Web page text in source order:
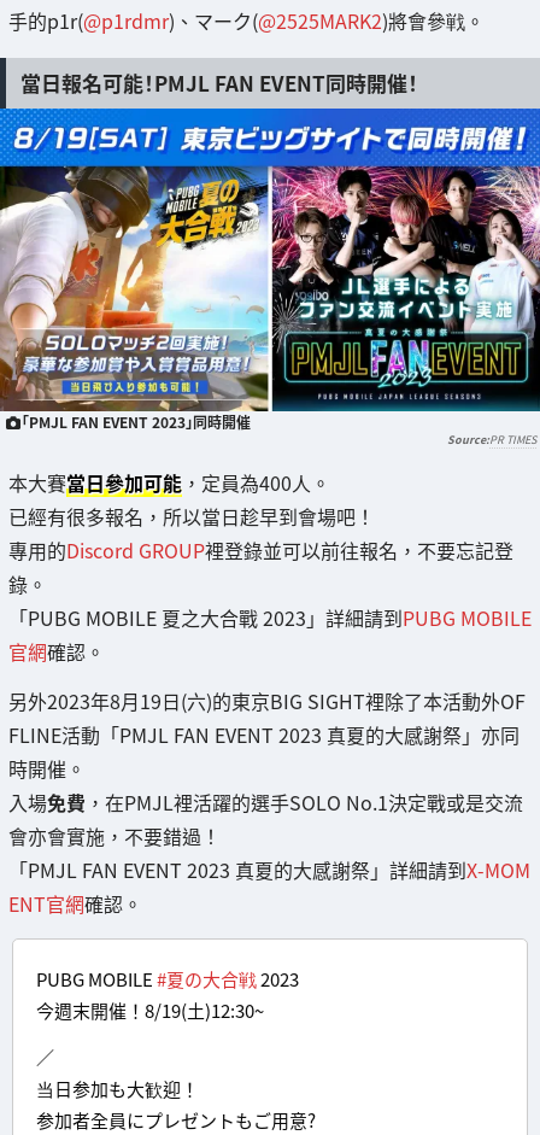
手的p1r(@p1rdmr)、マーク(@2525MARK2)將會參戦。
當日報名可能！PMJL FAN EVENT同時開催！
「PMJL FAN EVENT 2023」同時開催
PR TIMES
本大賽當日參加可能 ，定員為400人。
已經有很多報名，所以當日趁早到會場吧！
專用的Discord GROUP裡登錄並可以前往報名，不要忘記登
錄。
「PUBG MOBILE 夏之大合戰 2023」詳細請到PUBG MOBILE
官網確認。
另外2023年8月19日(六)的東京BIG SIGHT裡除了本活動外OF
FLINE活動「PMJL FAN EVENT 2023 真夏的大感謝祭」亦同
時開催。
入場免費 ，在PMJL裡活躍的選手SOLO No.1決定戰或是交流
會亦會實施，不要錯過！
「PMJL FAN EVENT 2023 真夏的大感謝祭」詳細請到X-MOM
ENT官網確認。
PUBG MOBILE#夏の大合戦2023
今週末開催！8/19(土)12:30~
／
当日参加も大歓迎！
参加者全員にプレゼントもご用意?